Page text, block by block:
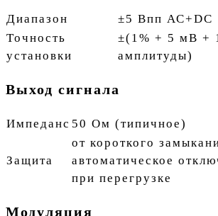
Диапазон
±5 Впп АС+DC
Точность
установки
±(1% + 5 мВ +
амплитуды)
Выход сигнала
Импеданс 50 Ом (типичное)
Защита
от короткого
автоматическое
при перегрузке
Модуляция